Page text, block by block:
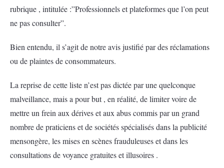
rubrique , intitulée :”Professionnels et plateformes que l’on peut
ne pas consulter”.
Bien entendu, il s’agit de notre avis justifié par des réclamations
ou de plaintes de consommateurs.
La reprise de cette liste n’est pas dictée par une quelconque
malveillance, mais a pour but , en réalité, de limiter voire de
mettre un frein aux dérives et aux abus commis par un grand
nombre de praticiens et de sociétés spécialisés dans la publicité
mensongère, les mises en scènes frauduleuses et dans les
consultations de voyance gratuites et illusoires .